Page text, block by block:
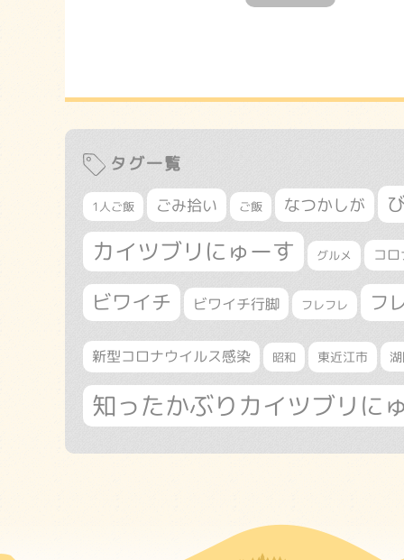
タグ一覧
1人ご飯 ごみ拾い ご飯 なつかしが
カイツブリにゅーす グルメ コ
ビワイチ ビワイチ行脚 フレフレ フ
新型コロナウイルス感染 昭和 東近江市
知ったかぶりカイツブリに